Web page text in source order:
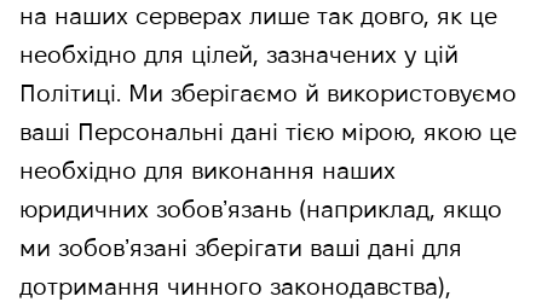
на наших серверах лише так довго, як це
необхідно для цілей, зазначених у цій
Політиці. Ми зберігаємо й використовуємо
ваші Персональні дані тією мірою, якою це
необхідно для виконання наших
юридичних зобовʼязань (наприклад, якщо
ми зобовʼязані зберігати ваші дані для
дотримання чинного законодавства),